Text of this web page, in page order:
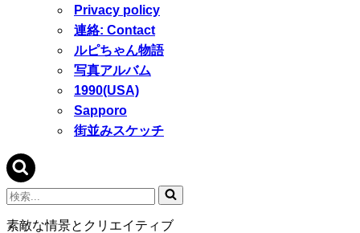
Privacy policy
連絡: Contact
ルピちゃん物語
写真アルバム
1990(USA)
Sapporo
街並みスケッチ
検
索...
素敵な情景とクリエイティブ